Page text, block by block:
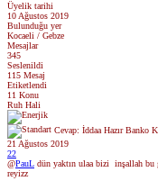
Üyelik tarihi
10 Ağustos 2019
Bulunduğu yer
Kocaeli / Gebze
Mesajlar
345
Seslenildi
115 Mesaj
Etiketlendi
11 Konu
Ruh Hali
Cevap: İddaa Hazır Banko
21 Ağustos 2019
22
@PauL dün yaktın ulaa bizi
inşallah bu
reyizz